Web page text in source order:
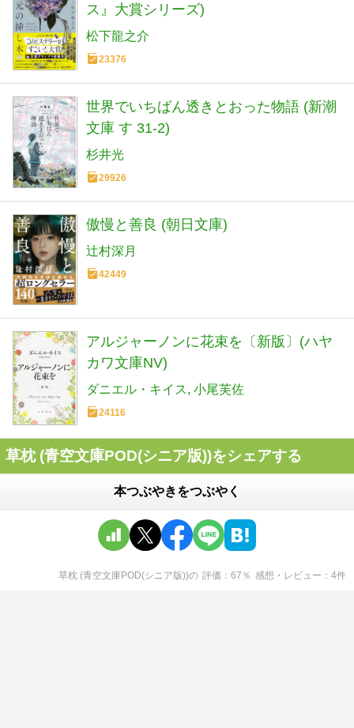
ス』大賞シリーズ)
松下龍之介
23376
世界でいちばん透きとおった物語 (新潮
文庫 す 31-2)
杉井光
29926
傲慢と善良 (朝日文庫)
辻村深月
42449
アルジャーノンに花束を〔新版〕(ハヤ
カワ文庫NV)
ダニエル・キイス 小尾芙佐
24116
草枕 (青空文庫POD(シニア版))をシェアする
本つぶやきをつぶやく
草枕 (青空文庫POD(シニア版))の 評価 67 ％ 感想・レビュー 4件